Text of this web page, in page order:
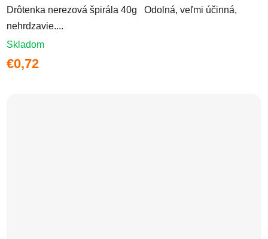
Drôtenka nerezová špirála 40g Odolná, veľmi účinná,
nehrdzavie....
Skladom
€0,72